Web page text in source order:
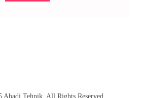
Tehnik. All Rights Reserved.